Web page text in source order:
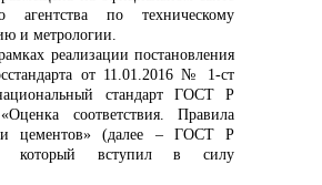
агентства по техническому
и метрологии.
постановления
от 11.01.2016 № 1-ст
стандарт ГОСТ Р
соответствия. Правила
цементов» (далее – ГОСТ Р
который вступил в силу